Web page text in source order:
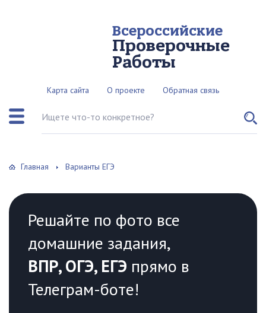
Всероссийские
Проверочные
Работы
Карта сайта О проекте Обратная связь
Поиск по сайту
Главная Варианты ЕГЭ
Решайте по фото все
домашние задания,
ВПР, ОГЭ, ЕГЭ прямо в
Телеграм-боте!